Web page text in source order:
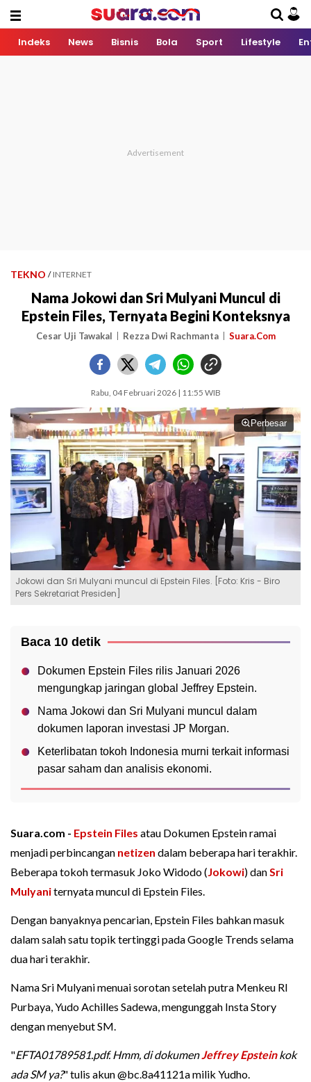
Indeks News Bisnis Bola Sport Lifestyle
TEKNO / INTERNET
Nama Jokowi dan Sri Mulyani Muncul di
Epstein Files, Ternyata Begini Konteksnya
Cesar Uji Tawakal Rezza Dwi Rachmanta Suara.Com
Rabu, 04 Februari 2026 | 11:55 WIB
Perbesar
Jokowi dan Sri Mulyani muncul di Epstein Files. [Foto: Kris - Biro
Pers Sekretariat Presiden]
Baca 10 detik
Dokumen Epstein Files rilis Januari 2026
mengungkap jaringan global Jeffrey Epstein.
Nama Jokowi dan Sri Mulyani muncul dalam
dokumen laporan investasi JP Morgan.
Keterlibatan tokoh Indonesia murni terkait informasi
pasar saham dan analisis ekonomi.
Suara.com - Epstein Files atau Dokumen Epstein ramai
menjadi perbincangan netizen dalam beberapa hari terakhir.
Beberapa tokoh termasuk Joko Widodo (Jokowi) danSri
Mulyaniternyata muncul di Epstein Files.
Dengan banyaknya pencarian, Epstein Files bahkan masuk
dalam salah satu topik tertinggi pada Google Trends selama
dua hari terakhir.
Nama Sri Mulyani menuai sorotan setelah putra Menkeu RI
Purbaya, Yudo Achilles Sadewa, mengunggah Insta Story
dengan menyebut SM.
"EFTA01789581.pdf. Hmm, di dokumenJeffrey Epsteinkok
ada SM ya?" tulis akun @bc.8a41121a milik Yudho.